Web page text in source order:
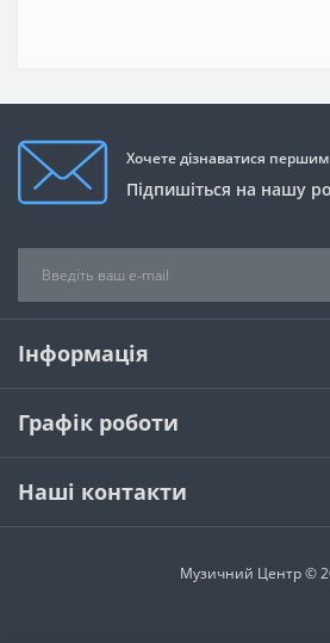
Хочете дізнаватися першим
Підпишіться на нашу
Інформація
Графік роботи
Наші контакти
Музичний Центр ©